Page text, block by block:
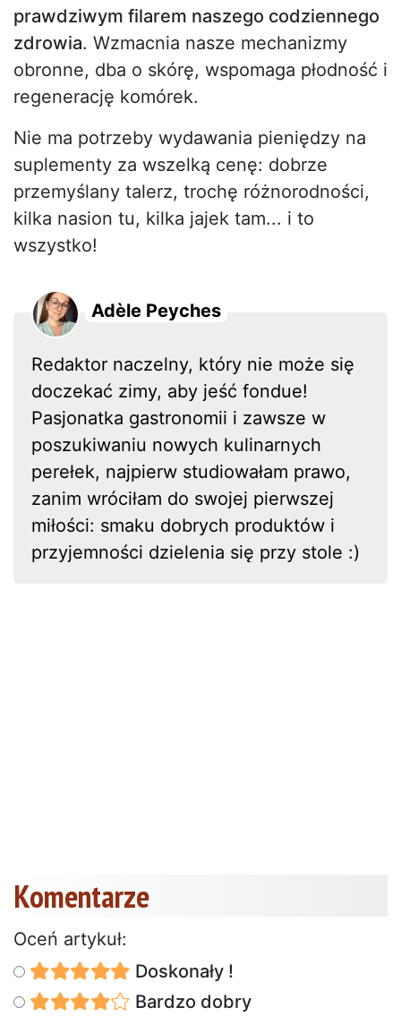
prawdziwym filarem naszego codziennego
zdrowia. Wzmacnia nasze mechanizmy
obronne, dba o skórę, wspomaga płodność i
regenerację komórek.
Nie ma potrzeby wydawania pieniędzy na
suplementy za wszelką cenę: dobrze
przemyślany talerz, trochę różnorodności,
kilka nasion tu, kilka jajek tam... i to
wszystko!
Adèle Peyches
Redaktor naczelny, który nie może się
doczekać zimy, aby jeść fondue!
Pasjonatka gastronomii i zawsze w
poszukiwaniu nowych kulinarnych
perełek, najpierw studiowałam prawo,
zanim wróciłam do swojej pierwszej
miłości: smaku dobrych produktów i
przyjemności dzielenia się przy stole :)
Komentarze
Oceń artykuł:
Doskonały !
Bardzo dobry